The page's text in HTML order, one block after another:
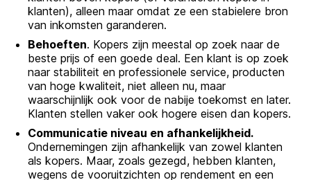
klanten), alleen maar omdat ze een stabielere bron
van inkomsten garanderen.
Behoeften. Kopers zijn meestal op zoek naar de
beste prijs of een goede deal. Een klant is op zoek
naar stabiliteit en professionele service, producten
van hoge kwaliteit, niet alleen nu, maar
waarschijnlijk ook voor de nabije toekomst en later.
Klanten stellen vaker ook hogere eisen dan kopers.
Communicatie niveau en afhankelijkheid.
Ondernemingen zijn afhankelijk van zowel klanten
als kopers. Maar, zoals gezegd, hebben klanten,
wegens de vooruitzichten op rendement en een